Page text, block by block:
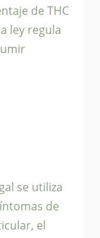
de THC
ley regula
se utiliza
de
el